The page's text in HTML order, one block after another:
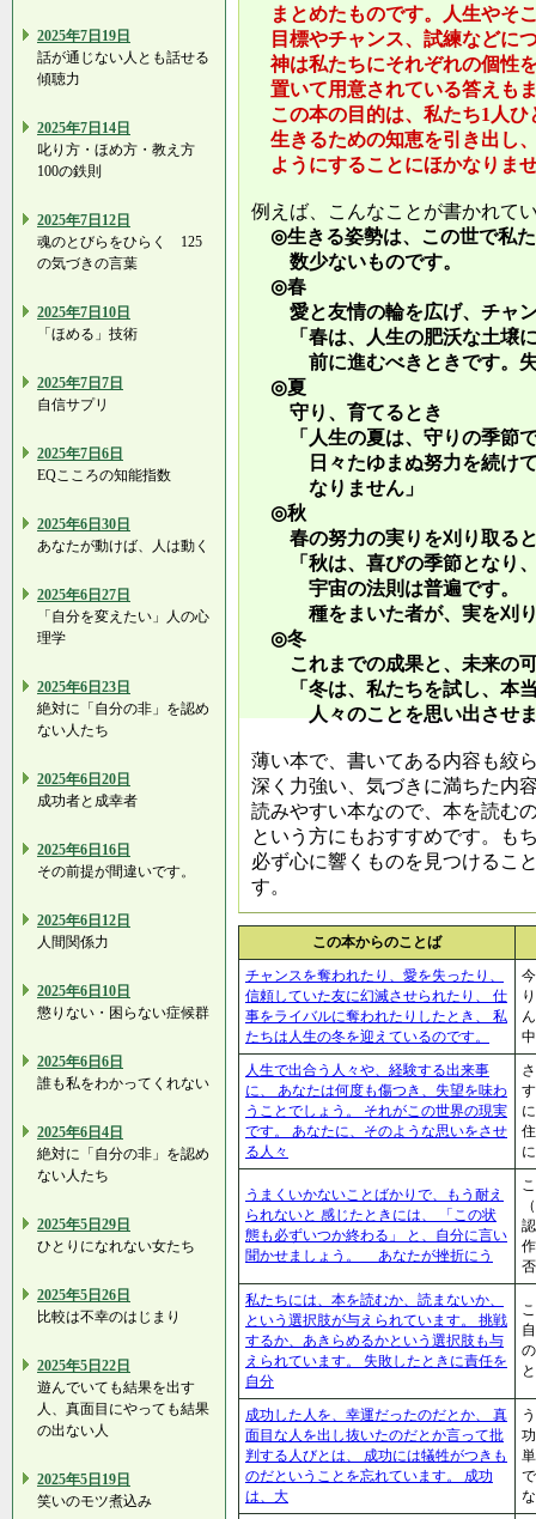
2025年7日19日
話が通じない人とも話せる
傾聴力
2025年7日14日
叱り方・ほめ方・教え方
100の鉄則
2025年7日12日
魂のとびらをひらく 125
の気づきの言葉
2025年7日10日
「ほめる」技術
2025年7日7日
自信サプリ
2025年7日6日
EQこころの知能指数
2025年6日30日
あなたが動けば、人は動く
2025年6日27日
「自分を変えたい」人の心
理学
2025年6日23日
絶対に「自分の非」を認め
ない人たち
2025年6日20日
成功者と成幸者
2025年6日16日
その前提が間違いです。
2025年6日12日
人間関係力
2025年6日10日
懲りない・困らない症候群
2025年6日6日
誰も私をわかってくれない
2025年6日4日
絶対に「自分の非」を認め
ない人たち
2025年5日29日
ひとりになれない女たち
2025年5日26日
比較は不幸のはじまり
2025年5日22日
遊んでいても結果を出す
人、真面目にやっても結果
の出ない人
2025年5日19日
笑いのモツ煮込み
まとめたものです。人生やそ
目標やチャンス、試練などに
神は私たちにそれぞれの個性
置いて用意されている答えも
この本の目的は、私たち1人ひ
生きるための知恵を引き出し
ようにすることにほかなりま
例えば、こんなことが書かれて
◎生きる姿勢は、この世で私
数少ないものです。
◎春
愛と友情の輪を広げ、チャン
「春は、人生の肥沃な土壌に
前に進むべきときです。失
◎夏
守り、育てるとき
「人生の夏は、守りの季節で
日々たゆまぬ努力を続けて
なりません」
◎秋
春の努力の実りを刈り取る
「秋は、喜びの季節となり、
宇宙の法則は普遍です
種をまいた者が、実を刈り
◎冬
これまでの成果と、未来の
「冬は、私たちを試し、本当
人々のことを思い出させま
薄い本で、書いてある内容も絞
深く力強い、気づきに満ちた内
読みやすい本なので、本を読む
という方にもおすすめです。も
必ず心に響くものを見つけるこ
す。
この本からのことば
チャンスを奪われたり、愛を失ったり、
信頼していた友に幻滅させられたり、 仕
事をライバルに奪われたりしたとき、 私
たちは人生の冬を迎えているのです。
人生で出合う人々や、経験する出来事
に、 あなたは何度も傷つき、失望を味わ
うことでしょう。 それがこの世界の現実
です。 あなたに、そのような思いをさせ
る人々
うまくいかないことばかりで、もう耐え
られないと 感じたときには、 「この状
態も必ずいつか終わる」 と、自分に言い
聞かせましょう。 あなたが挫折にう
私たちには、本を読むか、読まないか、
という選択肢が与えられています。 挑戦
するか、あきらめるかという選択肢も与
えられています。 失敗したときに責任を
自分
成功した人を、幸運だったのだとか、 真
面目な人を出し抜いたのだとか言って批
判する人びとは、 成功には犠牲がつきも
のだということを忘れています。 成功
は、大